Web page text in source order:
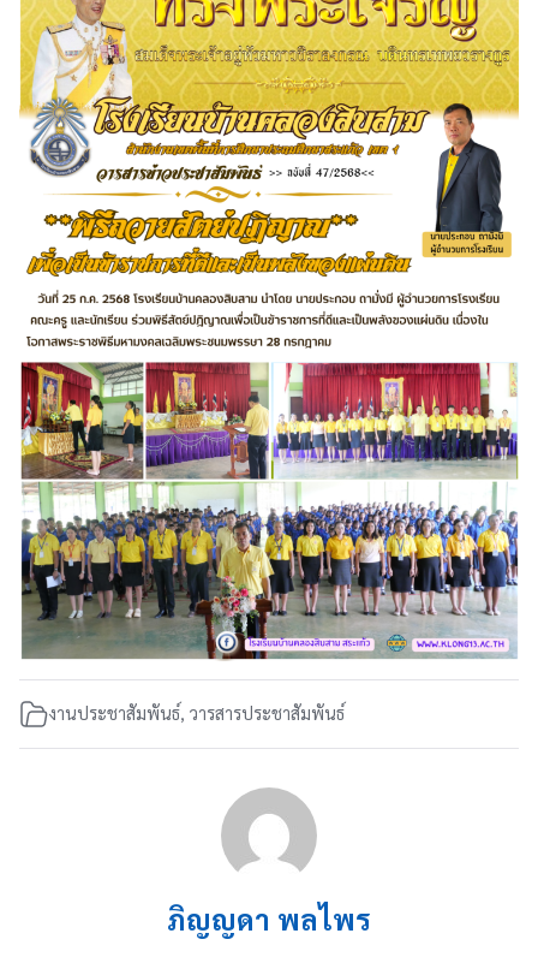
งานประชาสัมพันธ์, วารสารประชาสัมพันธ์
ภิญญดา พลไพร